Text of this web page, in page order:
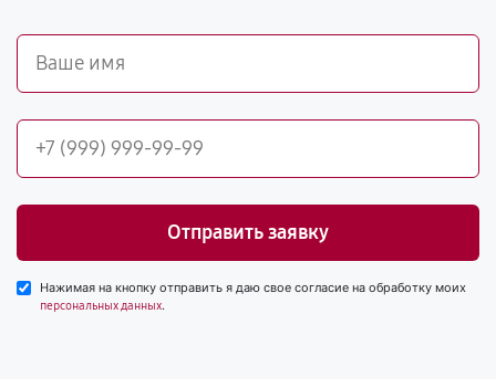
Отправить заявку
Нажимая на кнопку отправить я даю свое согласие на обработку моих
персональных данных.